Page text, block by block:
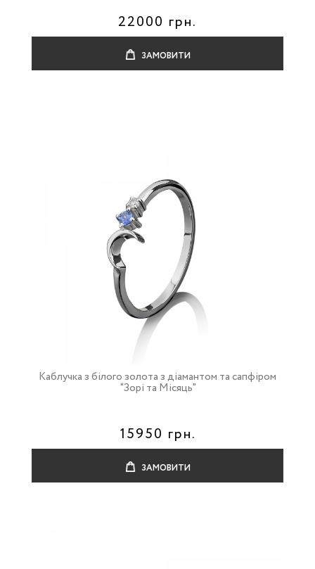
22000 грн.
ЗАМОВИТИ
Каблучка з білого золота з діамантом та сапфіром
"Зорі та Місяць"
15950 грн.
ЗАМОВИТИ